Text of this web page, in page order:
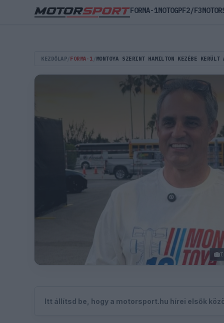
KEZDŐLAP FORMA-1 MONTOYA SZERINT HAMILTON KEZÉBE
Itt állítsd be, hogy a motorsport.hu hírei elsők
FORMA-1MOTOGPF2/F3